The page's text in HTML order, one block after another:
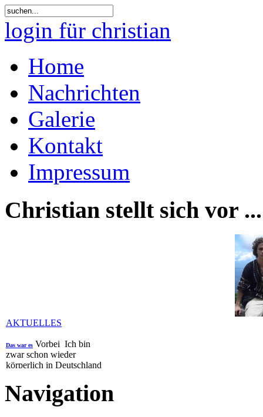
login für christian
Home
Nachrichten
Galerie
Kontakt
Impressum
Christian stellt sich vor ...
AKTUELLES
Das war es Vorbei Ich bin
zwar schon wieder
körperlich in Deutschland
euch hier noch die letzte
Nachricht aus El ...
Navigation